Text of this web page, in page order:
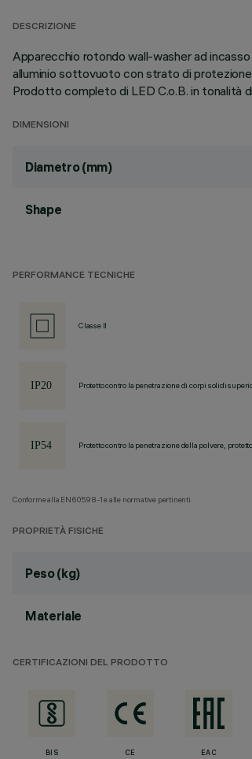
DESCRIZIONE
Apparecchio rotondo wall-washer ad
alluminio sottovuoto con strato di
Prodotto completo di LED C.o.B. in tonalità
DIMENSIONI
Diametro (mm)
Shape
PERFORMANCE TECNICHE
Classe II
Protetto contro la penetrazione di corpi solidi
Protetto contro la penetrazione della polvere,
Conforme alla EN60598-1 e alle normative pertinenti.
PROPRIETÀ FISICHE
Peso (kg)
Materiale
CERTIFICAZIONI DEL PRODOTTO
BIS CE EAC